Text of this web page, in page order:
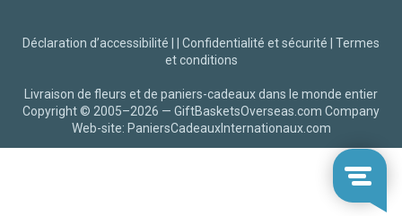
Déclaration d’accessibilité | | Confidentialité et sécurité | Termes
et conditions
Livraison de fleurs et de paniers-cadeaux dans le monde entier
Copyright © 2005–2026 — GiftBasketsOverseas.com Company
Web-site: PaniersCadeauxInternationaux.com